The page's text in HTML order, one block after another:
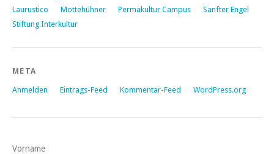
Laurustico
Mottehühner Permakultur Campus
Sanfter Engel
Stiftung Interkultur
META
Anmelden Eintrags-Feed Kommentar-Feed WordPress.org
Vorname